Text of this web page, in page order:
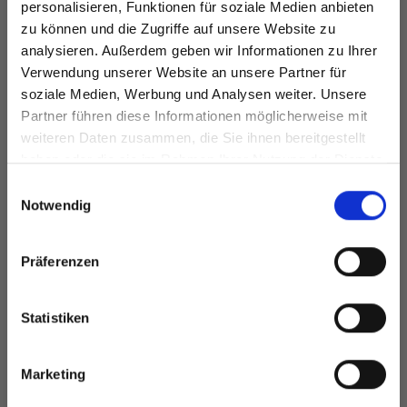
personalisieren, Funktionen für soziale Medien anbieten
zu können und die Zugriffe auf unsere Website zu
analysieren. Außerdem geben wir Informationen zu Ihrer
Verwendung unserer Website an unsere Partner für
soziale Medien, Werbung und Analysen weiter. Unsere
Partner führen diese Informationen möglicherweise mit
weiteren Daten zusammen, die Sie ihnen bereitgestellt
haben oder die sie im Rahmen Ihrer Nutzung der Dienste
Notwendig
Präferenzen
Statistiken
Marketing
LINDEHOBBY
INSPIRE
EUR 8.95
EUR 1.90EUR 2.45
31/08/2026
Spare bis zu 50%
und erhalte exklusiven Zugang zu